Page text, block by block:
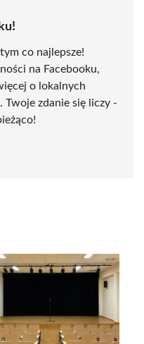
co najlepsze!
na Facebooku,
o lokalnych
Twoje zdanie się liczy -